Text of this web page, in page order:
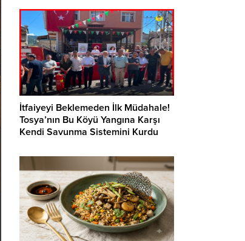
İtfaiyeyi Beklemeden İlk Müdahale!
Tosya’nın Bu Köyü Yangına Karşı
Kendi Savunma Sistemini Kurdu